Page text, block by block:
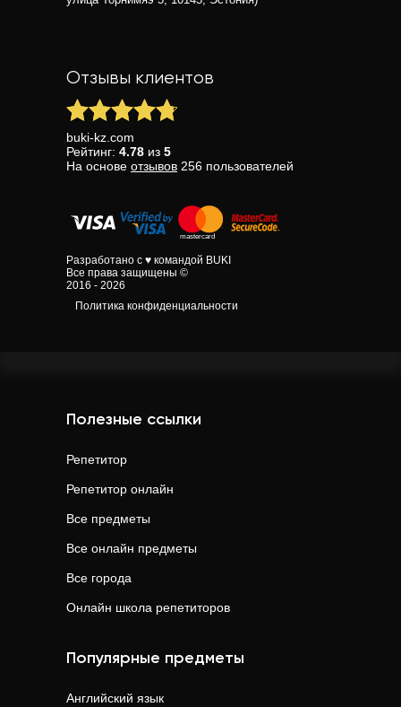
Отзывы клиентов
buki-kz.com
Рейтинг: 4.78 из 5
На основе отзывов 256 пользователей
Разработано с ♥ командой BUKI
Все права защищены ©
2016 - 2026
Политика конфиденциальности
Полезные ссылки
Репетитор
Репетитор онлайн
Все предметы
Все онлайн предметы
Все города
Онлайн школа репетиторов
Популярные предметы
Английский язык